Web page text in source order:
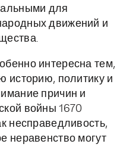
для
движений и
интересна тем,
историю, политику и
причин и
войны 1670
несправедливость,
неравенство могут